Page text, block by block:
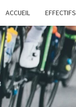
ACCUEIL EFFECTIFS